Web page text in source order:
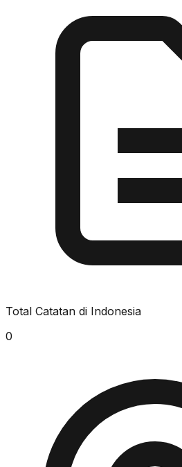
Total Catatan di Indonesia
0